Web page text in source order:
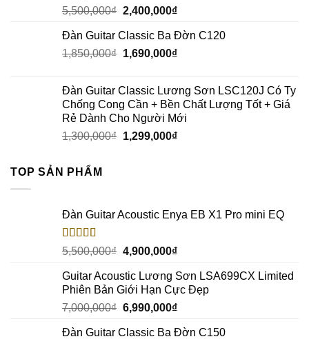
5,500,000₫ 2,400,000₫
Đàn Guitar Classic Ba Đờn C120
1,850,000₫ 1,690,000₫
Đàn Guitar Classic Lương Sơn LSC120J Có Ty
Chống Cong Cần + Bền Chất Lượng Tốt + Giá
Rẻ Dành Cho Người Mới
1,300,000₫ 1,299,000₫
TOP SẢN PHẨM
Đàn Guitar Acoustic Enya EB X1 Pro mini EQ
Rated5.00
out of 5
5,500,000₫ 4,900,000₫
Guitar Acoustic Lương Sơn LSA699CX Limited
Phiên Bản Giới Hạn Cực Đẹp
7,000,000₫ 6,990,000₫
Đàn Guitar Classic Ba Đờn C150